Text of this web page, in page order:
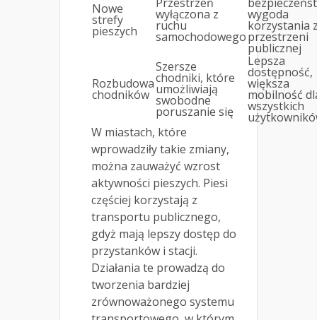
Nowe
strefy
pieszych
wyłączona z
ruchu
samochodowego
wygoda
korzystania
przestrzeni
publicznej
Rozbudowa
chodników
Szersze
chodniki, które
umożliwiają
swobodne
poruszanie się
Lepsza
dostępność,
większa
mobilność
wszystkich
W miastach, które
wprowadziły takie zmiany,
można zauważyć wzrost
aktywności pieszych. Piesi
częściej korzystają z
transportu publicznego,
gdyż mają lepszy dostęp do
przystanków i stacji.
Działania te prowadzą do
tworzenia bardziej
zrównoważonego systemu